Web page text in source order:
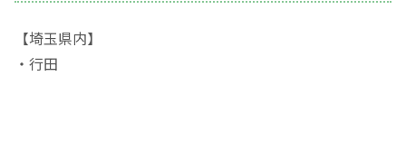
【埼玉県内】
・行田